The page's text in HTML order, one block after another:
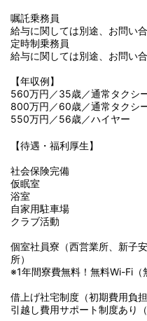
嘱託乗務員
給与に関しては別途、お問い
定時制乗務員
給与に関しては別途、お問い
【年収例】
560万円／35歳／通常タクシ
800万円／60歳／通常タクシ
550万円／56歳／ハイヤー
【待遇・福利厚生】
社会保険完備
仮眠室
浴室
自家用駐車場
クラブ活動
個室社員寮（西営業所、新子
所）
※1年間寮費無料！無料Wi-Fi（
借上げ社宅制度（初期費用負
引越し費用サポート制度あり